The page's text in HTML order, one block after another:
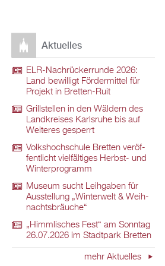
Ak­tu­el­les
ELR-Nach­rü­ck­er­run­de 2026:
Land be­wil­ligt För­der­mit­tel für
Pro­jekt in Brett­en-Ruit
Grill­stel­len in den Wäl­dern des
Land­krei­ses Karls­ru­he bis auf
Wei­te­res ge­sperrt
Volks­hoch­schu­le Brett­en ver­öf­
fent­licht viel­fäl­ti­ges Herbst- und
Win­ter­pro­gramm
Mu­se­um sucht Leih­ga­ben für
Aus­stel­lung „Win­ter­welt & Weih­
nachts­bräu­che“
„Himm­li­sches Fest“ am Sonn­tag
26.07.2026 im Stadt­park Brett­en
mehr Ak­tu­el­les